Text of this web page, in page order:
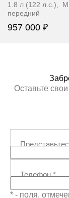
1.8 л (122 л.с.),
передний
957 000 ₽
Оставьте
Телефон*
* - поля,